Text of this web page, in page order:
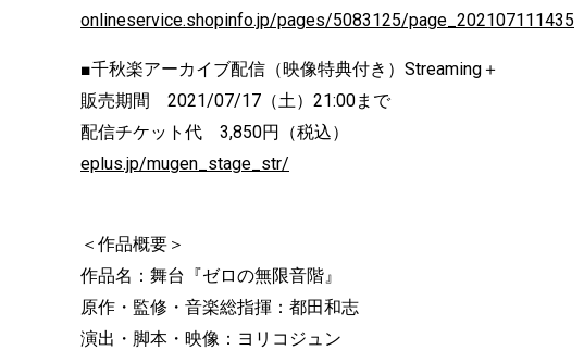
onlineservice.shopinfo.jp/pages/5083125/page_202107111435
■千秋楽アーカイブ配信（映像特典付き）Streaming＋
販売期間 2021/07/17（土）21:00まで
配信チケット代 3,850円（税込）
eplus.jp/mugen_stage_str/
＜作品概要＞
作品名：舞台『ゼロの無限音階』
原作・監修・音楽総指揮：都田和志
演出・脚本・映像：ヨリコジュン